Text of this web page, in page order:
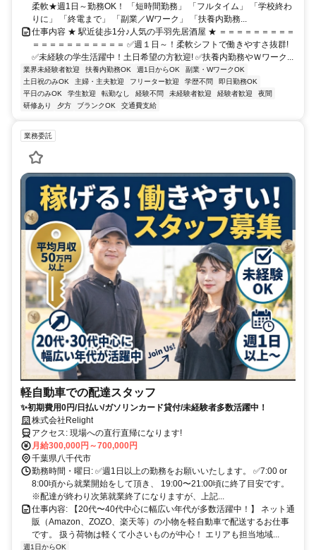
柔軟★週1日～勤務OK！ 「短時間勤務」 「フルタイム」 「学校終わ
りに」 「終電まで」 「副業／Wワーク」 「扶養内勤務...
仕事内容 ★ 駅近徒歩1分♪人気の手羽先居酒屋 ★ ＝＝＝＝＝＝＝＝＝
＝＝＝＝＝＝＝＝＝＝＝ ✅週１日～！柔軟シフトで働きやすさ抜群!
✅未経験の学生活躍中！土日希望の方歓迎! ✅扶養内勤務やＷワーク...
業界未経験者歓迎 扶養内勤務OK 週1日からOK
副業・WワークOK
土日祝のみOK
主婦・主夫歓迎 フリーター歓迎 学歴不問
即日勤務OK
平日のみOK
学生歓迎 転勤なし 経験不問 未経験者歓迎 経験者歓迎
夜間
研修あり
夕方 ブランクOK 交通費支給
業務委託
軽自動車での配達スタッフ
✨初期費用0円/日払い/ガソリンカード貸付/未経験者多数活躍中！
株式会社Relight
アクセス: 現場への直行直帰になります!
月給300,000円～700,000円
千葉県八千代市
勤務時間・曜日: ✅週1日以上の勤務をお願いいたします。 ✅7:00 or
8:00頃から就業開始をして頂き、 19:00〜21:00頃に終了目安です。
※配達が終わり次第就業終了になりますが、上記...
仕事内容: 【20代〜40代中心に幅広い年代が多数活躍中！】 ネット通
販（Amazon、ZOZO、楽天等）の小物を軽自動車で配送するお仕事
です。 扱う荷物は軽くて小さいものが中心！ エリアも担当地域...
週1日からOK